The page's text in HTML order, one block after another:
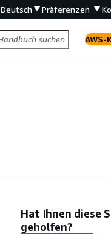
Deutsch Präferenzen
Hat Ihnen diese
geholfen?